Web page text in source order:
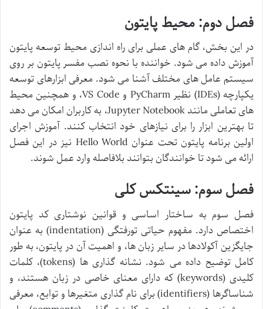
فصل دوم: محیط پایتون
در این بخش، گام های عملی برای راه اندازی محیط توسعه پایتون
آموزش داده می شود. خواننده با نحوه نصب مفسر پایتون بر روی
سیستم عامل های مختلف آشنا می شود. معرفی ابزارهای توسعه
یکپارچه (IDEs) نظیر PyCharm و VS Code، و همچنین محیط
های تعاملی مانند Jupyter Notebook، به کاربران امکان می دهد
تا بهترین ابزار را برای نیازهای خود انتخاب کنند. آموزش اجرای
اولین برنامه پایتون تحت عنوان Hello World نیز در این فصل
ارائه می شود تا خوانندگان بتوانند بلافاصله وارد عمل شوند.
فصل سوم: سینتکس کلی
فصل سوم به ساختار اساسی و قوانین نوشتاری کد پایتون
اختصاص دارد. مفهوم حیاتی تورفتگی (indentation) به عنوان
جایگزین آکولادها در سایر زبان ها، و اهمیت آن در پایتون، به طور
کامل توضیح داده می شود. نشانه گذاری ها (tokens)، کلمات
کلیدی (keywords) که دارای معنای خاصی در زبان هستند، و
شناساگرها (identifiers) برای نام گذاری متغیرها و توابع، معرفی